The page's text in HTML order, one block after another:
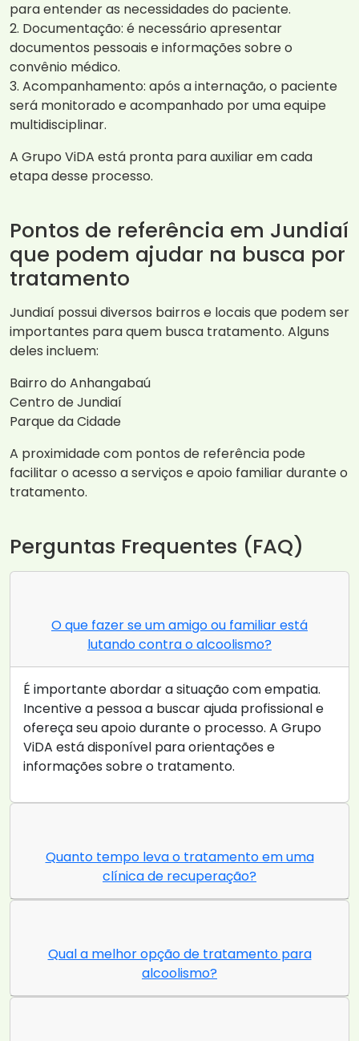
para entender as necessidades do paciente.
2. Documentação: é necessário apresentar
documentos pessoais e informações sobre o
convênio médico.
3. Acompanhamento: após a internação, o paciente
será monitorado e acompanhado por uma equipe
multidisciplinar.
A Grupo ViDA está pronta para auxiliar em cada
etapa desse processo.
Pontos de referência em Jundiaí
que podem ajudar na busca por
tratamento
Jundiaí possui diversos bairros e locais que podem ser
importantes para quem busca tratamento. Alguns
deles incluem:
Bairro do Anhangabaú
Centro de Jundiaí
Parque da Cidade
A proximidade com pontos de referência pode
facilitar o acesso a serviços e apoio familiar durante o
tratamento.
Perguntas Frequentes (FAQ)
O que fazer se um amigo ou familiar está
lutando contra o alcoolismo?
É importante abordar a situação com empatia.
Incentive a pessoa a buscar ajuda profissional e
ofereça seu apoio durante o processo. A Grupo
ViDA está disponível para orientações e
informações sobre o tratamento.
Quanto tempo leva o tratamento em uma
clínica de recuperação?
Qual a melhor opção de tratamento para
alcoolismo?